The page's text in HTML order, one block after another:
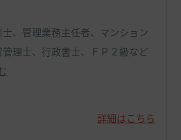
、管理業務主任者、マンション
理士、行政書士、ＦＰ２級など
詳細はこちら